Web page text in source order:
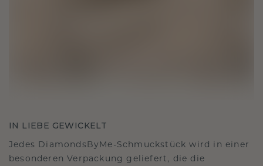
IN LIEBE GEWICKELT
Jedes DiamondsByMe-Schmuckstück wird in einer
besonderen Verpackung geliefert, die die